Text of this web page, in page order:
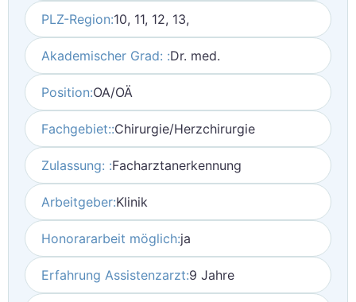
PLZ-Region:10, 11, 12, 13,
Akademischer Grad: :Dr. med.
Position:OA/OÄ
Fachgebiet::Chirurgie/Herzchirurgie
Zulassung: :Facharztanerkennung
Arbeitgeber:Klinik
Honorararbeit möglich:ja
Erfahrung Assistenzarzt:9 Jahre